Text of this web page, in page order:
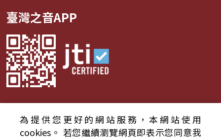
臺灣之音APP
© 2024財團法人中央廣播電臺 版權所有
為提供您更好的網站服務，本網站使用
cookies。 若您繼續瀏覽網頁即表示您同意我